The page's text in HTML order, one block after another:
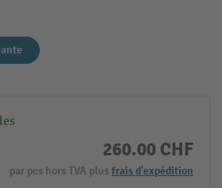
260.00 CHF
par pcs hors TVA plus frais d'expédition